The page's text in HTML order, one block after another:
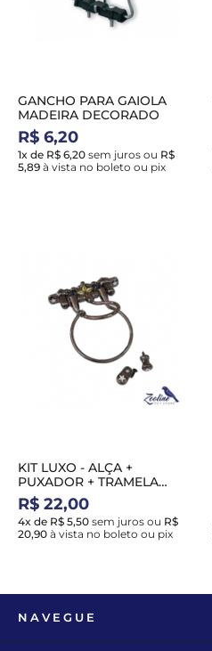
GANCHO PARA GAIOLA
MADEIRA DECORADO
R$ 6,20
1x de R$ 6,20 sem juros ou R$
5,89 à vista no boleto ou pix
KIT LUXO - ALÇA +
PUXADOR + TRAMELA
GRAFITE - COM ESTRELAS
B/A - P
R$ 22,00
4x de R$ 5,50 sem juros ou R$
20,90 à vista no boleto ou pix
NAVEGUE